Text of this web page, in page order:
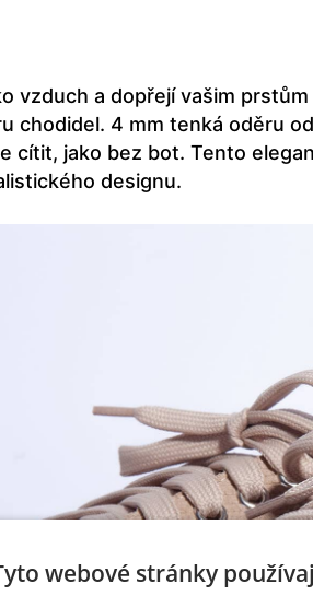
vzduch a dopřejí vašim
chodidel. 4 mm tenká oděru
cítit, jako bez bot. Tento
designu.
webové stránky